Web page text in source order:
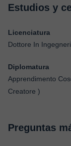
Estudios y
Licenciatura
Dottore In
Diplomatura
Apprendimento
Creatore )
Preguntas